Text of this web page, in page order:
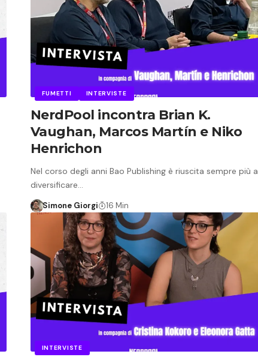
FUMETTI INTERVISTE
NerdPool incontra Brian K.
Vaughan, Marcos Martín e Niko
Henrichon
Nel corso degli anni Bao Publishing è riuscita sempre più a
diversificare…
Simone Giorgi 16 Min
INTERVISTE